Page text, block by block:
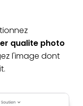
qualite photo
l'image dont